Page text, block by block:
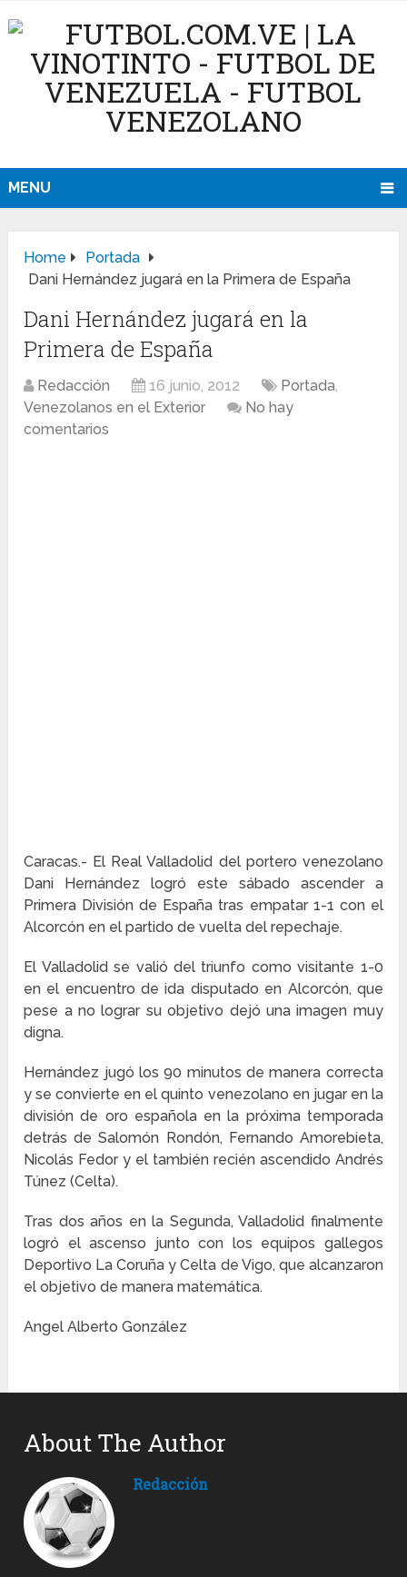
MENU
Home
Portada
Dani Hernández jugará en la Primera de España
Dani Hernández jugará en la
Primera de España
Redacción 16 junio, 2012 Portada,
Venezolanos en el Exterior
No hay
comentarios
Caracas.- El Real Valladolid del portero venezolano
Dani Hernández logró este sábado ascender a
Primera División de España tras empatar 1-1 con el
Alcorcón en el partido de vuelta del repechaje.
El Valladolid se valió del triunfo como visitante 1-0
en el encuentro de ida disputado en Alcorcón, que
pese a no lograr su objetivo dejó una imagen muy
digna.
Hernández jugó los 90 minutos de manera correcta
y se convierte en el quinto venezolano en jugar en la
división de oro española en la próxima temporada
detrás de Salomón Rondón, Fernando Amorebieta,
Nicolás Fedor y el también recién ascendido Andrés
Túnez (Celta).
Tras dos años en la Segunda, Valladolid finalmente
logró el ascenso junto con los equipos gallegos
Deportivo La Coruña y Celta de Vigo, que alcanzaron
el objetivo de manera matemática.
Angel Alberto González
About The Author
Redacción